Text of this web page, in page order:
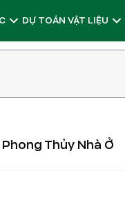
DỰ TOÁN VẬT LIỆU
Phong Thủy Nhà Ở